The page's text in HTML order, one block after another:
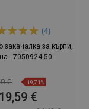
(4)
закачалка за кърпи,
- 7050924-50
€ -19,71%
19,59 €